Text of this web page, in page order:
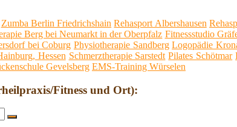
Zumba Berlin Friedrichshain Rehasport Albershausen
Berg bei Neumarkt in der Oberpfalz Fitnessstudio
bei Coburg Physiotherapie Sandberg Logopädie
Hessen Schmerztherapie Sarstedt Pilates Schötmar
Gevelsberg EMS-Training Würselen
Fitness und Ort):
Suchen